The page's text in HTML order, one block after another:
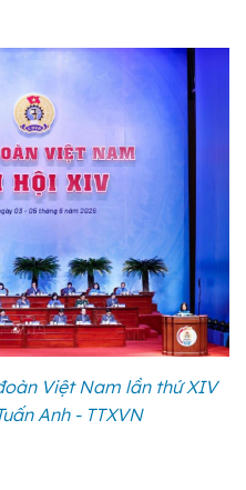
Việt Nam lần thứ XIV
Anh - TTXVN